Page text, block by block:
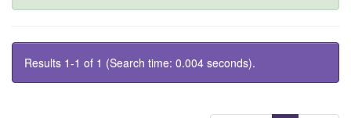
Results 1-1 of 1 (Search time: 0.004 seconds).